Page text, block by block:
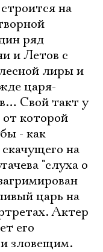
на
ряд
и Летов с
лиры и
царя-
Свой такт у
от которой
- как
на
"слуха о
царь на
Актер
его
зловещим.